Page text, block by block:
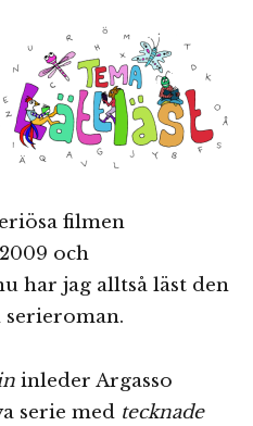
filmen
och
har jag alltså läst den
inleder Argasso
serie med tecknade